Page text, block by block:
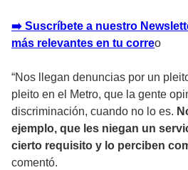
➡️ Suscríbete a nuestro
más relevantes en tu correo
“Nos llegan denuncias por un
pleito en el Metro, que la gente
discriminación, cuando no lo es.
ejemplo, que les niegan un
cierto requisito y lo perciben
comentó.